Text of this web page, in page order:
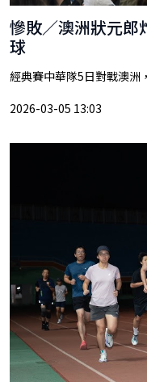
慘敗／澳洲狀元
球
經典賽中華隊5日對戰澳洲
2026-03-05 13:03